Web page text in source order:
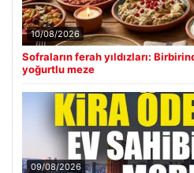
10/08/2026
Sofraların ferah yıldızları:
yoğurtlu meze
09/08/2026